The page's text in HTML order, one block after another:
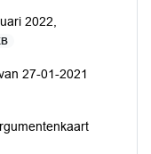
2022,
27-01-2021